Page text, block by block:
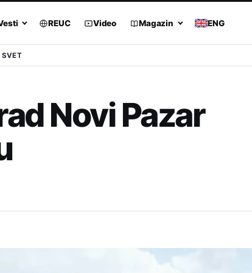
REUC Video Magazin ENG
SVET
Novi Pazar